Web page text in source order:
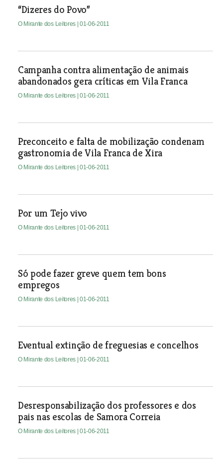
“Dizeres do Povo”
O Mirante dos Leitores | 01-06-2011
Campanha contra alimentação de animais
abandonados gera críticas em Vila Franca
O Mirante dos Leitores | 01-06-2011
Preconceito e falta de mobilização condenam
gastronomia de Vila Franca de Xira
O Mirante dos Leitores | 01-06-2011
Por um Tejo vivo
O Mirante dos Leitores | 01-06-2011
Só pode fazer greve quem tem bons
empregos
O Mirante dos Leitores | 01-06-2011
Eventual extinção de freguesias e concelhos
O Mirante dos Leitores | 01-06-2011
Desresponsabilização dos professores e dos
pais nas escolas de Samora Correia
O Mirante dos Leitores | 01-06-2011